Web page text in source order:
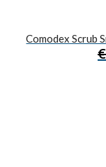
Comodex Scrub
€